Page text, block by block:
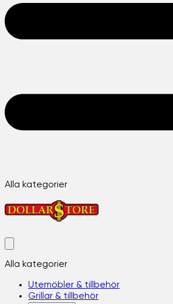
Alla kategorier
Alla kategorier
Utemöbler & tillbehör
Grillar & tillbehör